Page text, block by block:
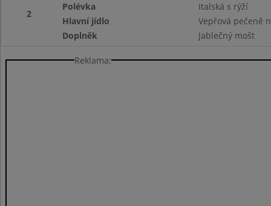
2
Polévka
Italská s rýží
Hlavní jídlo
Vepřová pečeně
Doplněk
Jablečný mošt
Reklama: